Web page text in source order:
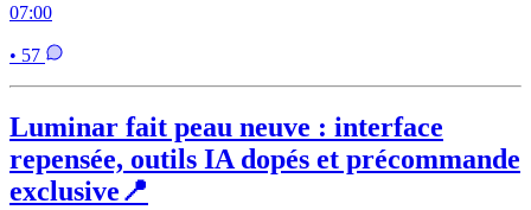
07:00
• 57
Luminar fait peau neuve : interface
repensée, outils IA dopés et précommande
exclusive📍